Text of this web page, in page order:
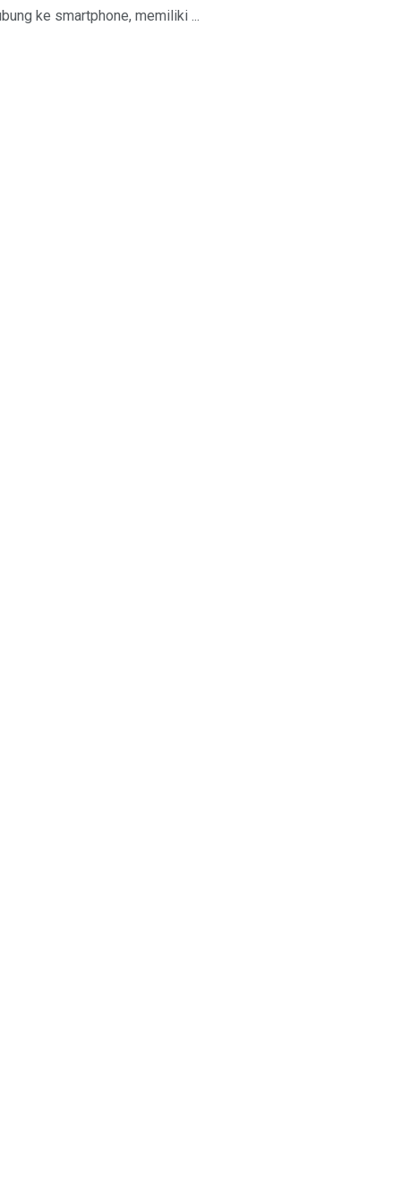
ke smartphone, memiliki ...